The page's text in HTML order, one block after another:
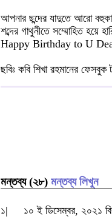
আপনার ছন্দের যাদুতে আরো
শব্দের গাথুনীতে সম্মোহিত হয়ে
Happy Birthday to U
ছবিঃ কবি শিখা রহমানের ফেসবুক
মন্তব্য (২৮) মন্তব্য লিখুন
১|
১০ ই ডিসেম্বর, ২০২১